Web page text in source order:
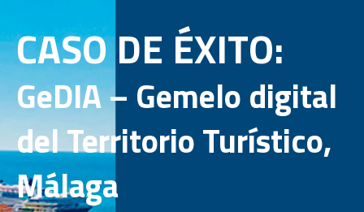
CASO DE ÉXITO:
GeDIA – Gemelo digital
del Territorio Turístico,
Málaga